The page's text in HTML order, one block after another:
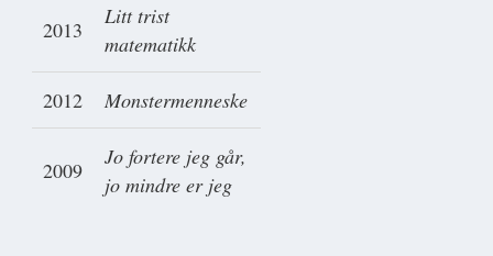
2013
Litt trist
matematikk
2012 Monstermenneske
2009
Jo fortere jeg går,
jo mindre er jeg